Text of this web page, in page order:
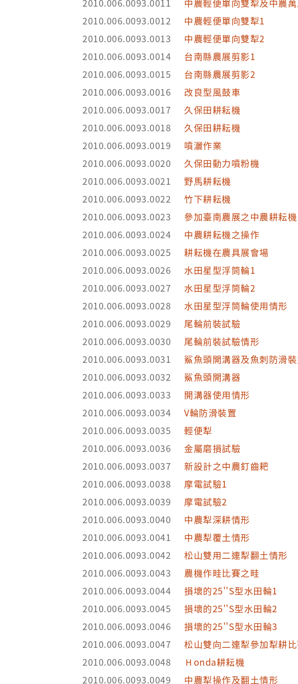
2010.006.0093.0011
中農輕便單向雙犁及中農
2010.006.0093.0012
中農輕便單向雙犁1
2010.006.0093.0013
中農輕便單向雙犁2
2010.006.0093.0014
台南縣農展剪影1
2010.006.0093.0015
台南縣農展剪影2
2010.006.0093.0016
改良型風鼓車
2010.006.0093.0017
久保田耕耘機
2010.006.0093.0018
久保田耕耘機
2010.006.0093.0019
噴灑作業
2010.006.0093.0020
久保田動力噴粉機
2010.006.0093.0021
野馬耕耘機
2010.006.0093.0022
竹下耕耘機
2010.006.0093.0023
參加臺南農展之中農耕耘機
2010.006.0093.0024
中農耕耘機之操作
2010.006.0093.0025
耕耘機在農具展會場
2010.006.0093.0026
水田星型浮筒輪1
2010.006.0093.0027
水田星型浮筒輪2
2010.006.0093.0028
水田星型浮筒輪使用情形
2010.006.0093.0029
尾輪前裝試驗
2010.006.0093.0030
尾輪前裝試驗情形
2010.006.0093.0031
鯊魚頭開溝器及魚刺防滑
2010.006.0093.0032
鯊魚頭開溝器
2010.006.0093.0033
開溝器使用情形
2010.006.0093.0034
V輪防滑裝置
2010.006.0093.0035
輕便犁
2010.006.0093.0036
金屬磨損試驗
2010.006.0093.0037
新設計之中農釘齒耙
2010.006.0093.0038
摩電試驗1
2010.006.0093.0039
摩電試驗2
2010.006.0093.0040
中農犁深耕情形
2010.006.0093.0041
中農犁覆土情形
2010.006.0093.0042
松山雙用二連犁翻土情形
2010.006.0093.0043
農機作畦比賽之畦
2010.006.0093.0044
損壞的25''S型水田輪1
2010.006.0093.0045
損壞的25''S型水田輪2
2010.006.0093.0046
損壞的25''S型水田輪3
2010.006.0093.0047
松山雙向二連犁參加犁耕
2010.006.0093.0048
Ｈonda耕耘機
2010.006.0093.0049
中農犁操作及翻土情形